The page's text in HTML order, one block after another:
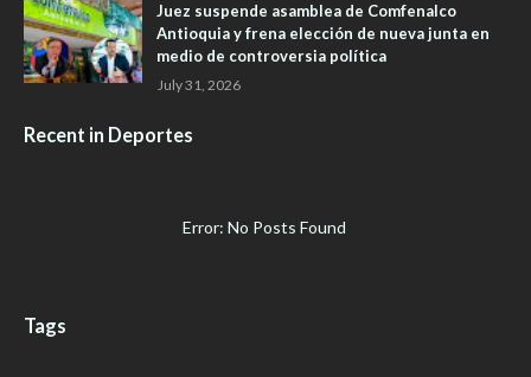
Juez suspende asamblea de Comfenalco
Antioquia y frena elección de nueva junta en
medio de controversia política
July 31, 2026
Recent in Deportes
Error: No Posts Found
Tags